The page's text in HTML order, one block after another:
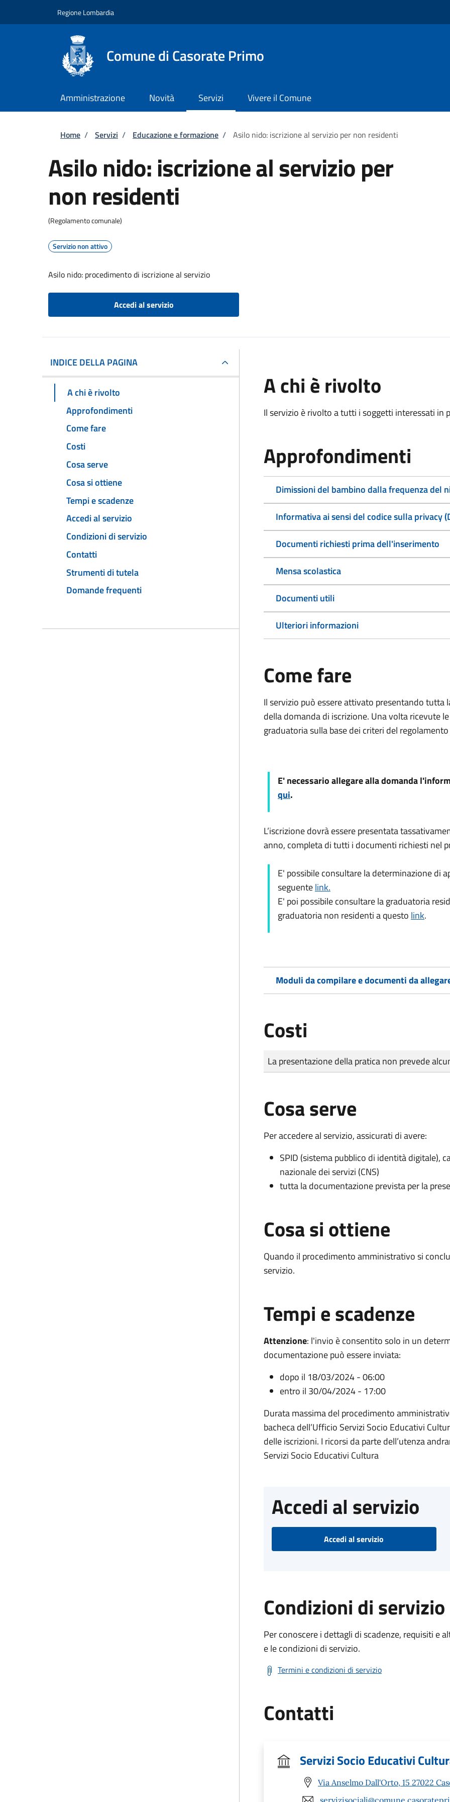
Regione Lombardia
Comune di Casorate Primo
Amministrazione Novità Servizi Vivere il Comune
Briciole di pane
Home / Servizi / Educazione e formazione / Asilo nido: iscrizione al servizio per non residenti
Asilo nido: iscrizione al servizio per
non residenti
(Regolamento comunale)
Servizio non attivo
Asilo nido: procedimento di iscrizione al servizio
Accedi al servizio
INDICE DELLA PAGINA
A chi è rivolto
Approfondimenti
Come fare
Costi
Cosa serve
Cosa si ottiene
Tempi e scadenze
Accedi al servizio
Condizioni di servizio
Contatti
Strumenti di tutela
Domande frequenti
A chi è rivolto
Il servizio è rivolto a tutti i soggetti interessati in
Approfondimenti
Dimissioni del bambino dalla frequenza del
Informativa ai sensi del codice sulla privacy
Documenti richiesti prima dell'inserimento
Mensa scolastica
Documenti utili
Ulteriori informazioni
Come fare
Il servizio può essere attivato presentando
della domanda di iscrizione. Una volta ricevute
graduatoria sulla base dei criteri del
E' necessario allegare alla domanda
qui.
L’iscrizione dovrà essere presentata
anno, completa di tutti i documenti richiesti nel
E' possibile consultare la determinazione di
seguentelink.
E' poi possibile consultare la graduatoria
graduatoria non residenti a questo link.
Moduli da compilare e documenti da
Costi
Tipo di pagamento
Importo
La presentazione della pratica non prevede
Cosa serve
Per accedere al servizio, assicurati di avere:
SPID (sistema pubblico di identità digitale),
nazionale dei servizi (CNS)
tutta la documentazione prevista per la
Cosa si ottiene
Quando il procedimento amministrativo si
servizio.
Tempi e scadenze
Attenzione: l'invio è consentito solo in un
documentazione può essere inviata:
dopo il 18/03/2024 - 06:00
entro il 30/04/2024 - 17:00
Durata massima del procedimento
bacheca dell’Ufficio Servizi Socio Educativi
delle iscrizioni. I ricorsi da parte dell’utenza
Servizi Socio Educativi Cultura
Accedi al servizio
Accedi al servizio
Condizioni di servizio
Per conoscere i dettagli di scadenze, requisiti e
e le condizioni di servizio.
Termini e condizioni di servizio
Contatti
Servizi Socio Educativi
Via Anselmo Dall'Orto, 15 27022